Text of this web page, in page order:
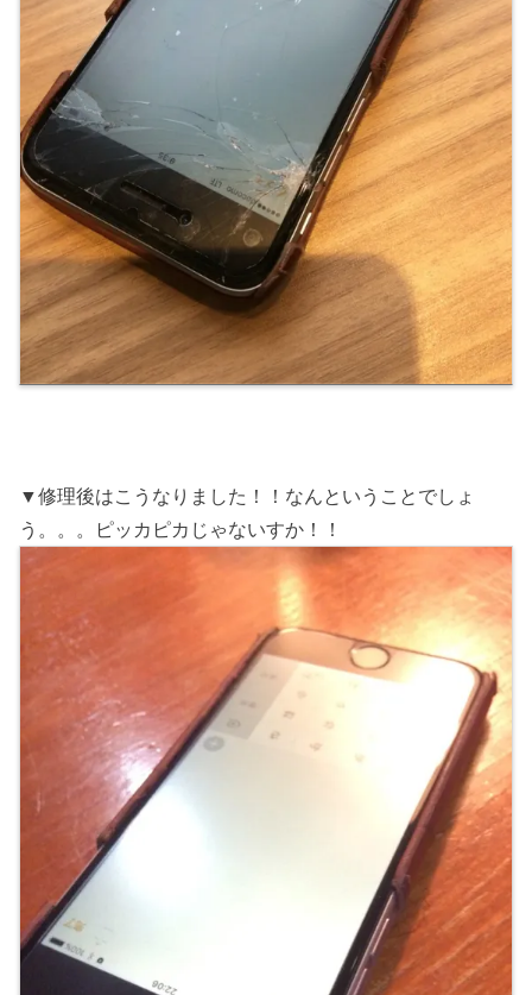
▼修理後はこうなりました！！なんということでしょ
う。。。ピッカピカじゃないすか！！